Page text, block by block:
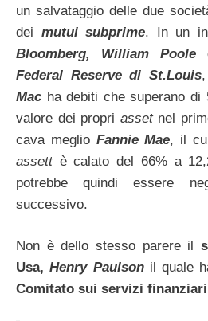
un salvataggio delle due
dei mutui subprime. In un
Bloomberg, William Poole
Federal Reserve di St.Louis
Mac ha debiti che superano
valore dei propri assetnel
cava meglioFannie Mae, il
assettè calato del 66% a
potrebbe quindi essere
successivo.
Non è dello stesso parere il
Usa,Henry Paulsonil quale
Comitato sui servizi